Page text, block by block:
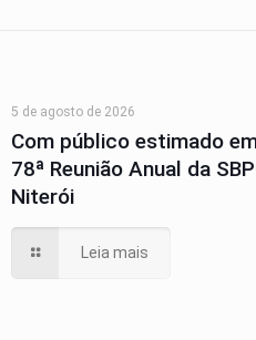
5 de agosto de 2026
Com público estimado
78ª Reunião Anual da
Niterói
Leia mais